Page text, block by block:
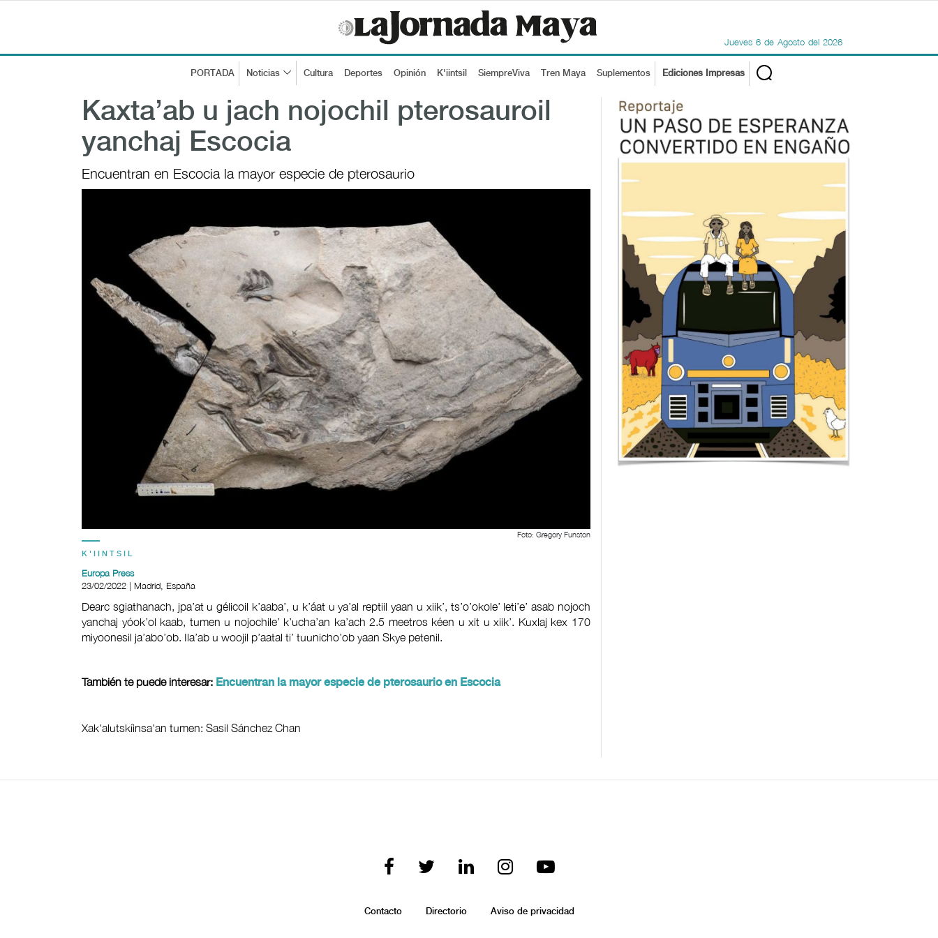
Jueves 6 de Agosto del 2026
PORTADA Noticias Cultura Deportes Opinión K'iintsil SiempreViva Tren Maya Suplementos Ediciones Impresas
Kaxta’ab u jach nojochil pterosauroil
yanchaj Escocia
Encuentran en Escocia la mayor especie de pterosaurio
Foto: Gregory Funston
K'IINTSIL
Europa Press
23/02/2022 | Madrid, España
Dearc sgiathanach, jpa’at u gélicoil k’aaba’, u k’áat u ya’al reptiil yaan u xiik’, ts’o’okole’ leti’e’ asab nojoch
yanchaj yóok’ol kaab, tumen u nojochile’ k’ucha’an ka’ach 2.5 meetros kéen u xit u xiik’. Kuxlaj kex 170
miyoonesil ja’abo’ob. Ila’ab u woojil p’aatal ti’ tuunicho’ob yaan Skye petenil.
También te puede interesar: Encuentran la mayor especie de pterosaurio en Escocia
Xak'alutskíinsa'an tumen: Sasil Sánchez Chan
Contacto Directorio Aviso de privacidad